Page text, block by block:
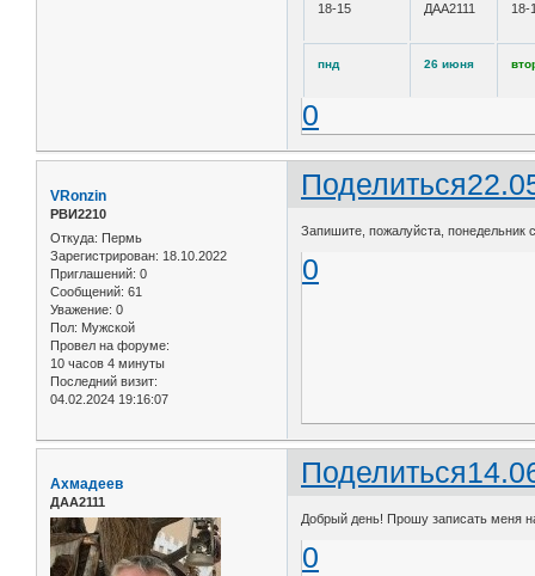
18-15 ДАА2111 18-
пнд 26 июня
0
Поделиться
VRonzin
РВИ2210
Откуда: Пермь
Зарегистрирован: 18.10.2022
Приглашений: 0
Сообщений: 61
Уважение: 0
Пол: Мужской
Провел на форуме:
10 часов 4 минуты
Последний визит:
04.02.2024 19:16:07
Запишите, пожалуйста, понедельник
0
Поделиться
Ахмадеев
ДАА2111
Добрый день! Прошу записать меня
0